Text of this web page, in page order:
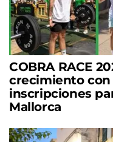
COBRA RACE
crecimiento
inscripciones
Mallorca